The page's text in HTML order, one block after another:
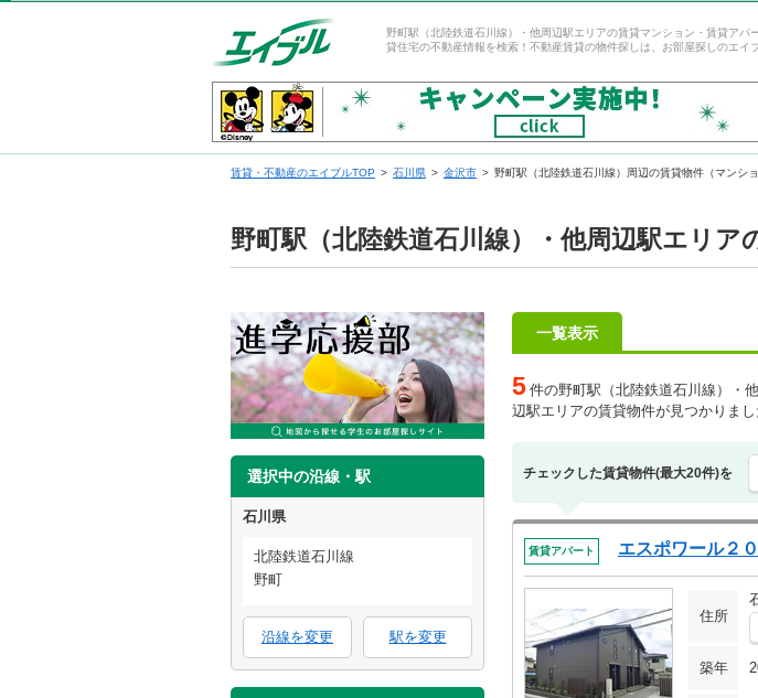
野町駅（北陸鉄道石川線）・他周辺駅エリアの賃貸マンション・賃貸アパ
貸住宅の不動産情報を検索！不動産賃貸の物件探しは、お部屋探しのエイ
賃貸・不動産のエイブルTOP 石川県 金沢市 野町駅（北陸鉄道石川線）周辺の賃貸物件（マンシ
野町駅（北陸鉄道石川線）・他周辺駅エリ
選択中の沿線・駅
石川県
北陸鉄道石川線
野町
沿線を変更 駅を変更
一覧表示
5 件の野町駅（北陸鉄道石川線）・
辺駅エリアの賃貸物件が見つかりまし
チェックした賃貸物件(最大20件)を
賃貸アパート エスポワール２
住所
築年